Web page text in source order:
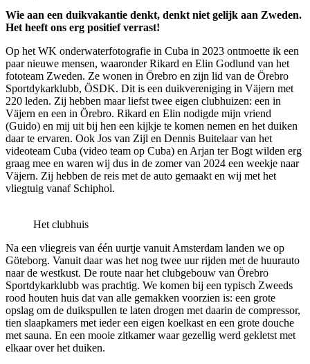
Wie aan een duikvakantie denkt, denkt niet gelijk aan Zweden.
Het heeft ons erg positief verrast!
Op het WK onderwaterfotografie in Cuba in 2023 ontmoette ik een
paar nieuwe mensen, waaronder Rikard en Elin Godlund van het
fototeam Zweden. Ze wonen in Örebro en zijn lid van de Örebro
Sportdykarklubb, ÖSDK. Dit is een duikvereniging in Väjern met
220 leden. Zij hebben maar liefst twee eigen clubhuizen: een in
Väjern en een in Örebro. Rikard en Elin nodigde mijn vriend
(Guido) en mij uit bij hen een kijkje te komen nemen en het duiken
daar te ervaren. Ook Jos van Zijl en Dennis Buitelaar van het
videoteam Cuba (video team op Cuba) en Arjan ter Bogt wilden erg
graag mee en waren wij dus in de zomer van 2024 een weekje naar
Väjern. Zij hebben de reis met de auto gemaakt en wij met het
vliegtuig vanaf Schiphol.
Het clubhuis
Na een vliegreis van één uurtje vanuit Amsterdam landen we op
Göteborg. Vanuit daar was het nog twee uur rijden met de huurauto
naar de westkust. De route naar het clubgebouw van Örebro
Sportdykarklubb was prachtig. We komen bij een typisch Zweeds
rood houten huis dat van alle gemakken voorzien is: een grote
opslag om de duikspullen te laten drogen met daarin de compressor,
tien slaapkamers met ieder een eigen koelkast en een grote douche
met sauna. En een mooie zitkamer waar gezellig werd gekletst met
elkaar over het duiken.